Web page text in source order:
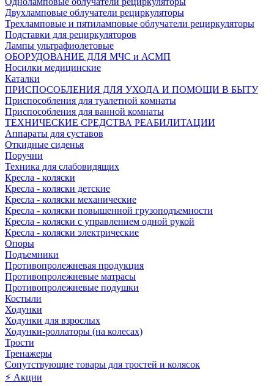
Двухламповые облучатели рециркуляторы
Трехламповые и пятиламповые облучатели рециркуляторы
Подставки для рециркуляторов
Лампы ультрафиолетовые
ОБОРУДОВАНИЕ ДЛЯ МЧС и АСМП
Носилки медицинские
Каталки
ПРИСПОСОБЛЕНИЯ ДЛЯ УХОДА И ПОМОЩИ В БЫТУ
Приспособления для туалетной комнаты
Приспособления для ванной комнаты
ТЕХНИЧЕСКИЕ СРЕДСТВА РЕАБИЛИТАЦИИ
Аппараты для суставов
Откидные сиденья
Поручни
Техника для слабовидящих
Кресла - коляски
Кресла - коляски детские
Кресла - коляски механические
Кресла - коляски повышенной грузоподъемности
Кресла - коляски с управлением одной рукой
Кресла - коляски электрические
Опоры
Подъемники
Противопролежневая продукция
Противопролежневые матрасы
Противопролежневые подушки
Костыли
Ходунки
Ходунки для взрослых
Ходунки-роллаторы (на колесах)
Трости
Тренажеры
Сопутствующие товары для тростей и колясок
⚡ Акции